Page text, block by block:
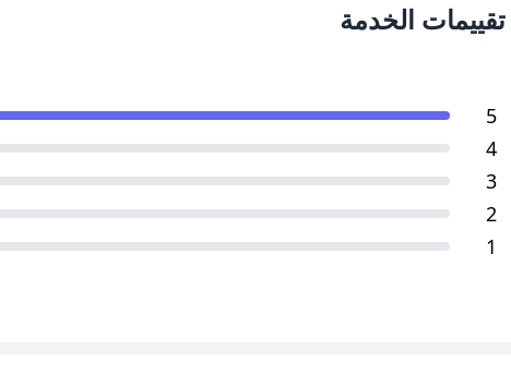
تقييمات الخدمة
5
4
3
2
1